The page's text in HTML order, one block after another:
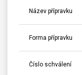
Název přípravku
Forma přípravku
Číslo schválení